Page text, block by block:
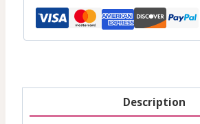
Description